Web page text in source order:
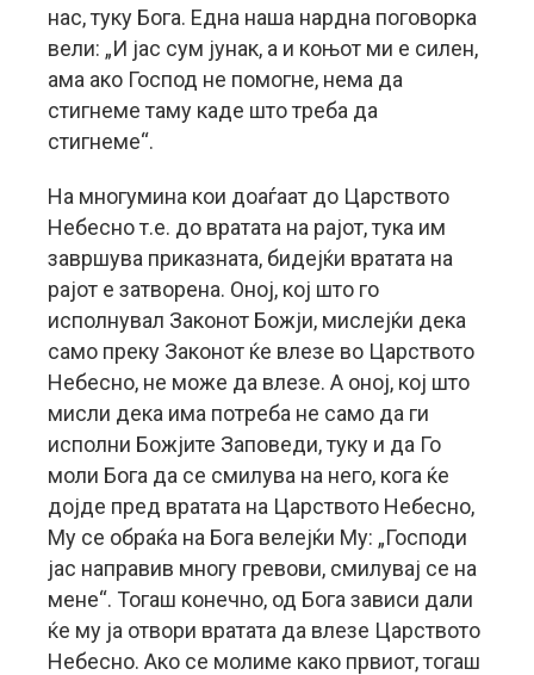
нас, туку Бога. Една наша нардна поговорка
вели: „И јас сум јунак, а и коњот ми е силен,
ама ако Господ не помогне, нема да
стигнеме таму каде што треба да
стигнеме“.
На многумина кои доаѓаат до Царството
Небесно т.е. до вратата на рајот, тука им
завршува приказната, бидејќи вратата на
рајот е затворена. Оној, кој што го
исполнувал Законот Божји, мислејќи дека
само преку Законот ќе влезе во Царството
Небесно, не може да влезе. А оној, кој што
мисли дека има потреба не само да ги
исполни Божјите Заповеди, туку и да Го
моли Бога да се смилува на него, кога ќе
дојде пред вратата на Царството Небесно,
Му се обраќа на Бога велејќи Му: „Господи
јас направив многу гревови, смилувај се на
мене“. Тогаш конечно, од Бога зависи дали
ќе му ја отвори вратата да влезе Царството
Небесно. Ако се молиме како првиот, тогаш